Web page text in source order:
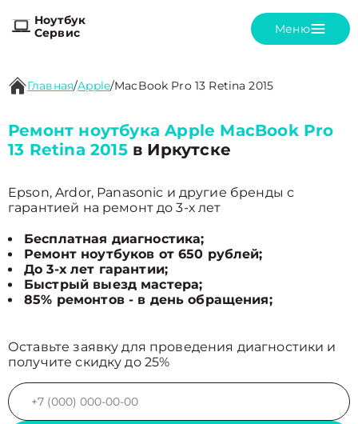
Ноутбук
Сервис
Меню
Главная/Apple/MacBook Pro 13 Retina 2015
Ремонт ноутбука Apple MacBook Pro
13 Retina 2015в Иркутске
Epson, Ardor, Panasonic и другие бренды с
гарантией на ремонт до 3-х лет
Бесплатная диагностика;
Ремонт ноутбуков от 650 рублей;
До 3-х лет гарантии;
Быстрый выезд мастера;
85% ремонтов - в день обращения;
Оставьте заявку для проведения диагностики и
получите скидку до 25%